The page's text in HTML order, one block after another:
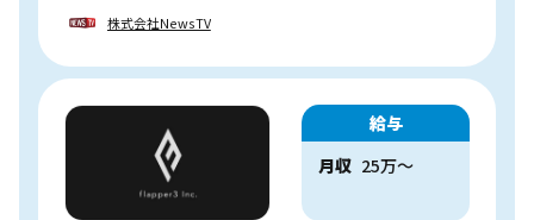
株式会社NewsTV
給与
月収 25万〜